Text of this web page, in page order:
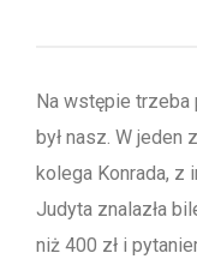
Na wstępie trzeba
był nasz. W jeden
kolega Konrada, z
Judyta znalazła
niż 400 zł i